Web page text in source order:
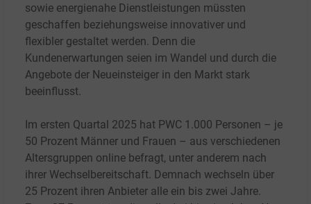
sowie energienahe Dienstleistungen müssten
geschaffen beziehungsweise innovativer und
flexibler gestaltet werden. Denn die
Kundenerwartungen seien im Wandel und durch die
Angebote der Neueinsteiger in den Markt stark
beeinflusst.
Im ersten Quartal 2025 hat PWC 1.000 Personen – je
50 Prozent Männer und Frauen – aus verschiedenen
Altersgruppen online befragt, unter anderem nach
ihrer Wechselbereitschaft. Demnach wechseln über
25 Prozent ihren Anbieter alle ein bis zwei Jahre.